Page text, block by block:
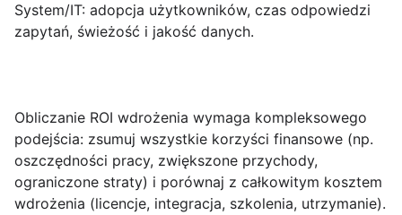
System/IT: adopcja użytkowników, czas odpowiedzi
zapytań, świeżość i jakość danych.
Obliczanie ROI wdrożenia wymaga kompleksowego
podejścia: zsumuj wszystkie korzyści finansowe (np.
oszczędności pracy, zwiększone przychody,
ograniczone straty) i porównaj z całkowitym kosztem
wdrożenia (licencje, integracja, szkolenia, utrzymanie).